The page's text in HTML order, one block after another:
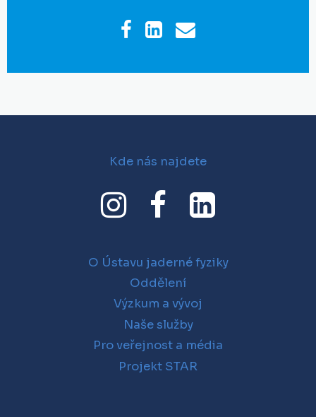
Kde nás najdete
O Ústavu jaderné fyziky
Oddělení
Výzkum a vývoj
Naše služby
Pro veřejnost a média
Projekt STAR